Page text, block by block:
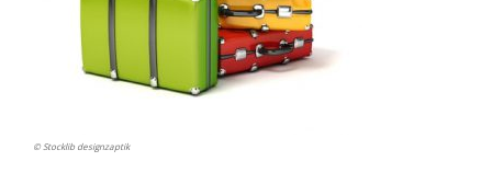
© Stocklib designzaptik